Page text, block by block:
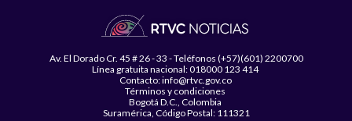
Av. El Dorado Cr. 45 # 26 - 33 - Teléfonos (+57)(601) 2200700
Línea gratuita nacional: 018000 123 414
Contacto: info@rtvc.gov.co
Términos y condiciones
Bogotá D.C., Colombia
Suramérica, Código Postal: 111321